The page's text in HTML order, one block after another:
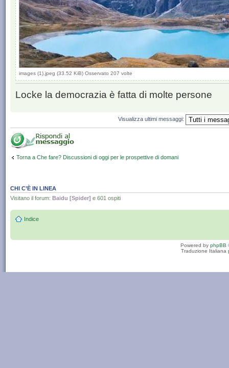
images (1).jpeg (33.52 KiB) Osservato 207 volte
Locke la democrazia è fatta di molte persone
Visualizza ultimi messaggi:
Torna a Che fare? Discussioni di oggi per le prospettive di domani
CHI C’È IN LINEA
Visitano il forum: Baidu [Spider] e 601 ospiti
Indice
Powered by phpBB
Traduzione Italiana